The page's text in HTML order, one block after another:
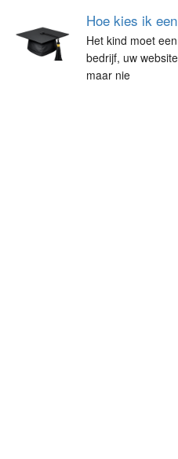
Hoe kies ik
Het kind moet
bedrijf, uw
maar nie